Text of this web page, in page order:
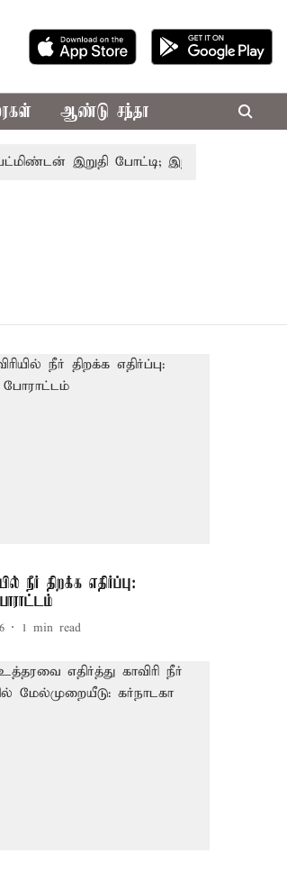
ஆண்டு சந்தா
இறுதி போட்டி; இந்திய வீராங்கனை
நீர் திறக்க எதிர்ப்பு:
1 min read